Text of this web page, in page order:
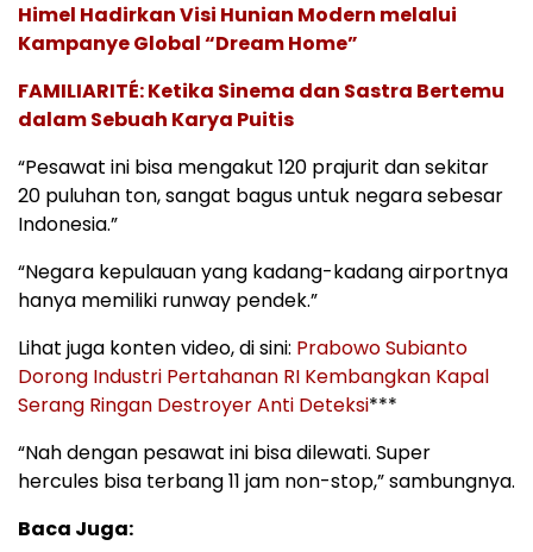
Himel Hadirkan Visi Hunian Modern melalui
Kampanye Global “Dream Home”
FAMILIARITÉ: Ketika Sinema dan Sastra Bertemu
dalam Sebuah Karya Puitis
“Pesawat ini bisa mengakut 120 prajurit dan sekitar
20 puluhan ton, sangat bagus untuk negara sebesar
Indonesia.”
“Negara kepulauan yang kadang-kadang airportnya
hanya memiliki runway pendek.”
Lihat juga konten video, di sini: Prabowo Subianto
Dorong Industri Pertahanan RI Kembangkan Kapal
Serang Ringan Destroyer Anti Deteksi***
“Nah dengan pesawat ini bisa dilewati. Super
hercules bisa terbang 11 jam non-stop,” sambungnya.
Baca Juga: